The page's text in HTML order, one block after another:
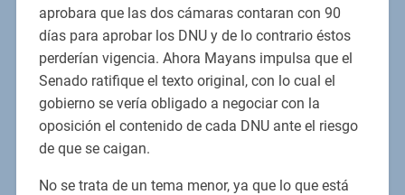
aprobara que las dos cámaras contaran con 90
días para aprobar los DNU y de lo contrario éstos
perderían vigencia. Ahora Mayans impulsa que el
Senado ratifique el texto original, con lo cual el
gobierno se vería obligado a negociar con la
oposición el contenido de cada DNU ante el riesgo
de que se caigan.
No se trata de un tema menor, ya que lo que está